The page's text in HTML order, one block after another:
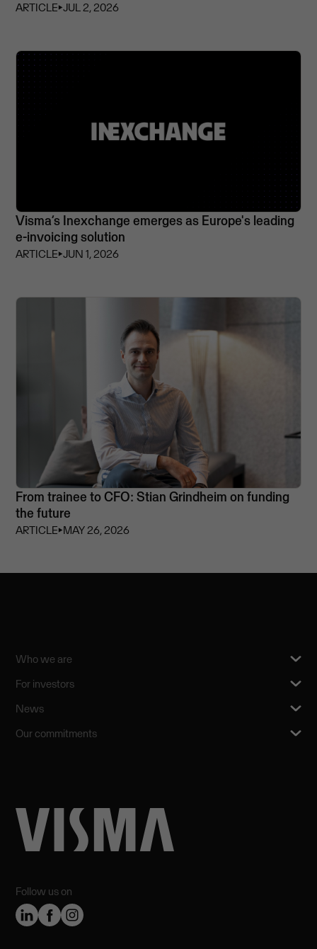
ARTICLE⏵JUL 2, 2026
Visma’s Inexchange emerges as Europe's leading
e-invoicing solution
ARTICLE⏵JUN 1, 2026
From trainee to CFO: Stian Grindheim on funding
the future
ARTICLE⏵MAY 26, 2026
Follow us on
Who we are
For investors
News
Our commitments